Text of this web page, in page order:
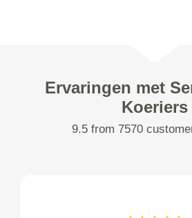
Ervaringen met
Koeriers
9.5 from 7570